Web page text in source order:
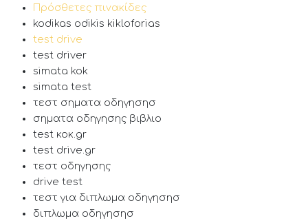
Πρόσθετες πινακίδες
kodikas odikis kikloforias
test drive
test driver
simata kok
simata test
τεστ σηματα οδηγησησ
σηματα οδηγησης βιβλιο
test κοκ.gr
test drive.gr
τεστ οδηγησης
drive test
τεστ για διπλωμα οδηγησησ
διπλωμα οδηγησησ